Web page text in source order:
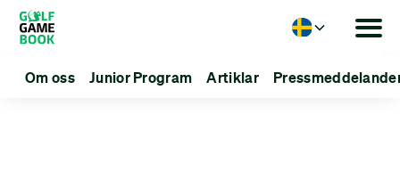
Om oss Junior Program Artiklar
Language